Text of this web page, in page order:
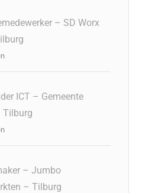
– SD Worx
ICT – Gemeente
Tilburg
– Jumbo
– Tilburg